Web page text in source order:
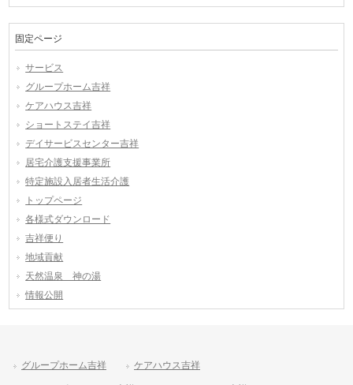
固定ページ
サービス
グループホーム吉祥
ケアハウス吉祥
ショートステイ吉祥
デイサービスセンター吉祥
居宅介護支援事業所
特定施設入居者生活介護
トップページ
各様式ダウンロード
吉祥便り
地域貢献
天然温泉 神の湯
情報公開
グループホーム吉祥 ケアハウス吉祥